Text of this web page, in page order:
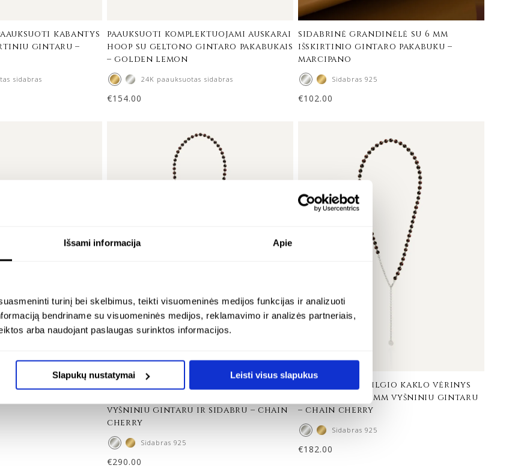
Išsami informacija Apie
turinį bei skelbimus, teikti visuomeninės medijos funkcijas ir analizuoti
bendriname su visuomeninės medijos, reklamavimo ir analizės partneriais,
arba naudojant paslaugas surinktos informacijos.
Slapukų nustatymai Leisti visus slapukus
kabantys
gintaru –
sidabras
paauksuoti komplektuojami auskarai
hoop su geltono gintaro pakabukais
– golden lemon
24K paauksuotas sidabras
€154.00
sidabrinė grandinėlė su 6 mm
išskirtinio gintaro pakabuku –
marcipano
Sidabras 925
€102.00
iš karoliukų su
reguliuojamo ilgio vėrinio ir
vyšniniu gintaru ir sidabru – chain
cherry
Sidabras 925
€290.00
reguliuojamo ilgio kaklo vėrinys
su sidabru ir 5 mm vyšniniu gintaru
– chain cherry
Sidabras 925
€182.00